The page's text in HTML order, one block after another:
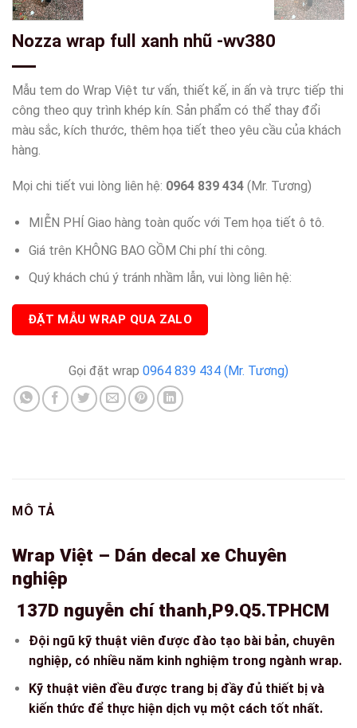
Nozza wrap full xanh nhũ -wv380
Mẫu tem do Wrap Việt tư vấn, thiết kế, in ấn và trực tiếp thi
công theo quy trình khép kín. Sản phẩm có thể thay đổi
màu sắc, kích thước, thêm họa tiết theo yêu cầu của khách
hàng.
Mọi chi tiết vui lòng liên hệ: 0964 839 434 (Mr. Tương)
MIỄN PHÍ Giao hàng toàn quốc với Tem họa tiết ô tô.
Giá trên KHÔNG BAO GỒM Chi phí thi công.
Quý khách chú ý tránh nhầm lẫn, vui lòng liên hệ:
ĐẶT MẪU WRAP QUA ZALO
Gọi đặt wrap 0964 839 434 (Mr. Tương)
MÔ TẢ
Wrap Việt – Dán decal xe Chuyên
nghiệp
137D nguyễn chí thanh,P9.Q5.TPHCM
Đội ngũ kỹ thuật viên được đào tạo bài bản, chuyên
nghiệp, có nhiều năm kinh nghiệm trong ngành wrap.
Kỹ thuật viên đều được trang bị đầy đủ thiết bị và
kiến thức để thực hiện dịch vụ một cách tốt nhất.